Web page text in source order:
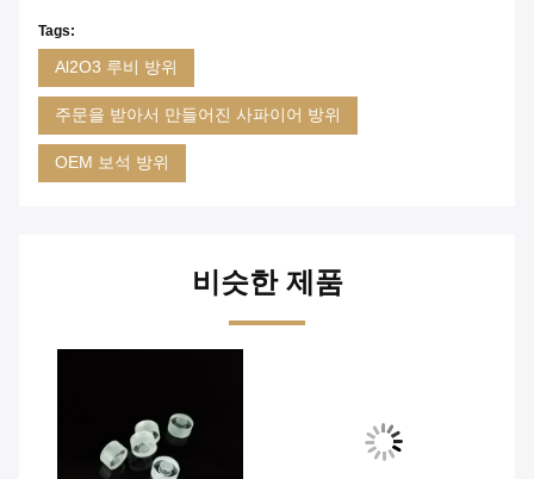
Tags:
Al2O3 루비 방위
주문을 받아서 만들어진 사파이어 방위
OEM 보석 방위
비슷한 제품